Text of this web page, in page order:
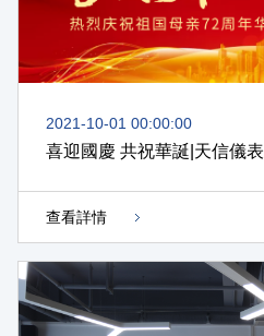
2021-10-01 00:00:00
喜迎國慶 共祝華誕|天信儀
查看詳情